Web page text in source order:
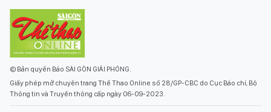
© Bản quyền Báo SÀI GÒN GIẢI PHÓNG.
Giấy phép mở chuyên trang Thể Thao Online số 28/GP-CBC do Cục Báo chí, Bộ
Thông tin và Truyền thông cấp ngày 06-09-2023.